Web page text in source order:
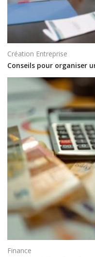
Création Entreprise
Conseils pour organiser
Finance